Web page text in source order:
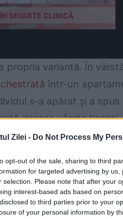
Zilei - Do Not Process My
opt-out of the sale, sharing to third
for targeted advertising by
selection. Please note that after your
interest-based ads based on
to third parties prior to your
of your personal information by
propria variantă. În
într-un
s-a apărat și a
despre vârsta
după ce au avut mai
ani
cu mine, ea m-a